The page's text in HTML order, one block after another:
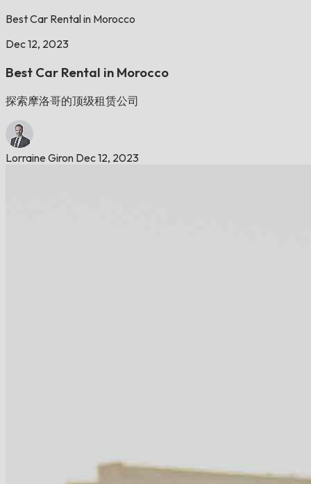
Best Car Rental in Morocco
Dec 12, 2023
Best Car Rental in Morocco
探索摩洛哥的顶级租赁公司
Lorraine Giron Dec 12, 2023